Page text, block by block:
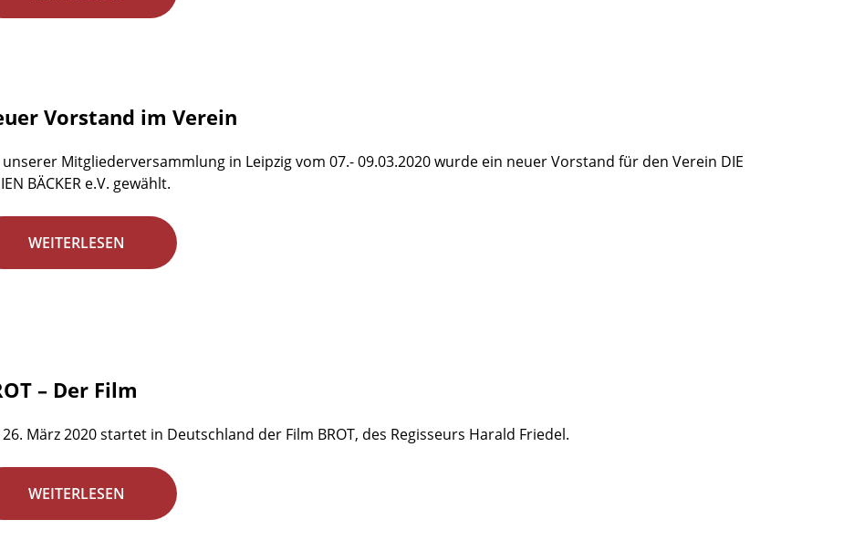
Vorstand im Verein
Mitgliederversammlung in Leipzig vom 07.- 09.03.2020 wurde ein neuer Vorstand für den Verein DIE
BÄCKER e.V. gewählt.
WEITERLESEN
– Der Film
März 2020 startet in Deutschland der Film BROT, des Regisseurs Harald Friedel.
WEITERLESEN